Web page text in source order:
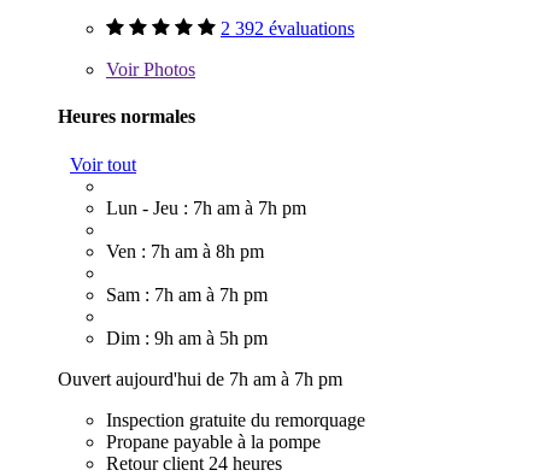
2 392 évaluations
VoirPhotos
Heures normales
Voir tout
Lun - Jeu : 7h am à 7h pm
Ven : 7h am à 8h pm
Sam : 7h am à 7h pm
Dim : 9h am à 5h pm
Ouvert aujourd'hui de 7h am à 7h pm
Inspection gratuite du remorquage
Propane payable à la pompe
Retour client 24 heures